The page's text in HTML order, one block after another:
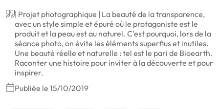
| Projet photographique | La beauté de la transparence,
avec un style simple et épuré où le protagoniste est le
produit et la peau est au naturel. C'est pourquoi, lors de la
séance photo, on évite les éléments superflus et inutiles.
Une beauté réelle et naturelle : tel est le pari de Bioearth.
Raconter une histoire pour inviter à la découverte et pour
inspirer.
Publiée le 15/10/2019